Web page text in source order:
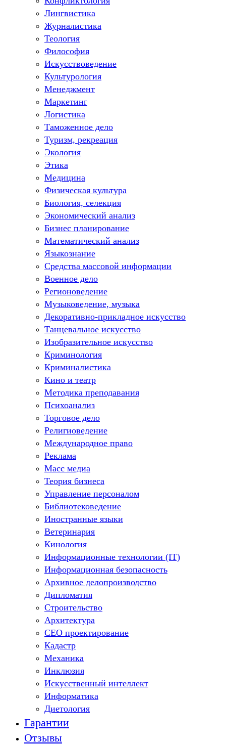
Лингвистика
Журналистика
Теология
Философия
Искусствоведение
Культурология
Менеджмент
Маркетинг
Логистика
Таможенное дело
Туризм, рекреация
Экология
Этика
Медицина
Физическая культура
Биология, селекция
Экономический анализ
Бизнес планирование
Математический анализ
Языкознание
Средства массовой информации
Военное дело
Регионоведение
Музыковедение, музыка
Декоративно-прикладное искусство
Танцевальное искусство
Изобразительное искусство
Криминология
Криминалистика
Кино и театр
Методика преподавания
Психоанализ
Торговое дело
Религиоведение
Международное право
Реклама
Масс медиа
Теория бизнеса
Управление персоналом
Библиотековедение
Иностранные языки
Ветеринария
Кинология
Информационные технологии (IT)
Информационная безопасность
Архивное делопроизводство
Дипломатия
Строительство
Архитектура
СЕО проектирование
Кадастр
Механика
Инклюзия
Искусственный интеллект
Информатика
Диетология
Гарантии
Отзывы